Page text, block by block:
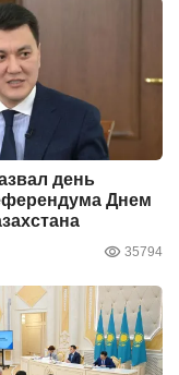
день
Днем
35794